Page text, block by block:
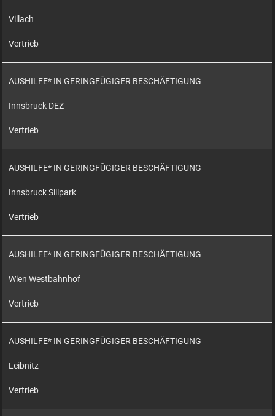
Villach
Vertrieb
AUSHILFE* IN GERINGFÜGIGER BESCHÄFTIGUNG
Innsbruck DEZ
Vertrieb
AUSHILFE* IN GERINGFÜGIGER BESCHÄFTIGUNG
Innsbruck Sillpark
Vertrieb
AUSHILFE* IN GERINGFÜGIGER BESCHÄFTIGUNG
Wien Westbahnhof
Vertrieb
AUSHILFE* IN GERINGFÜGIGER BESCHÄFTIGUNG
Leibnitz
Vertrieb